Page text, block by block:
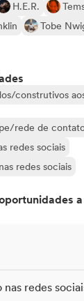
H.E.R.
Tobe
construtivos
rede de
redes sociais
redes sociais
redes